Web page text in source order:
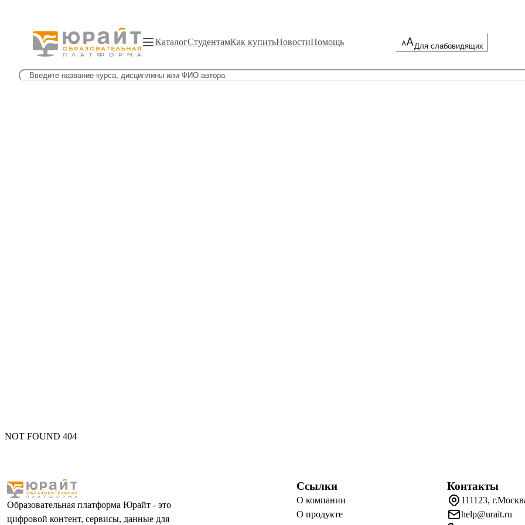
КаталогСтудентамКак купитьНовостиПомощь Для слабовидящих
NOT FOUND 404
Образовательная платформа Юрайт - это
цифровой контент, сервисы, данные для
Ссылки
О компании
О продукте
Контакты
111123,
help@urait.ru